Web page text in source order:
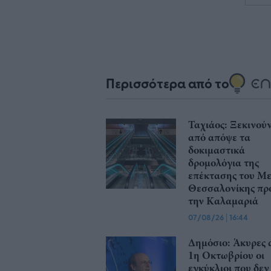
Περισσότερα από το
Ταχιάος:
από απόψε τα
δοκιμαστικά
δρομολόγια της
επέκτασης του
Θεσσαλονίκης
την Καλαμαριά
07/08/26 | 16:44
Δημόσιο: Άκυρες
1η Οκτωβρίου οι
εγκύκλιοι που